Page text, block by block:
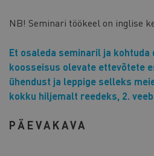
NB! Seminari töökeel on inglise
Et osaleda seminaril ja kohtuda
koosseisus olevate ettevõtete
ühendust ja leppige selleks
kokku hiljemalt reedeks, 2.
PÄEVAKAVA